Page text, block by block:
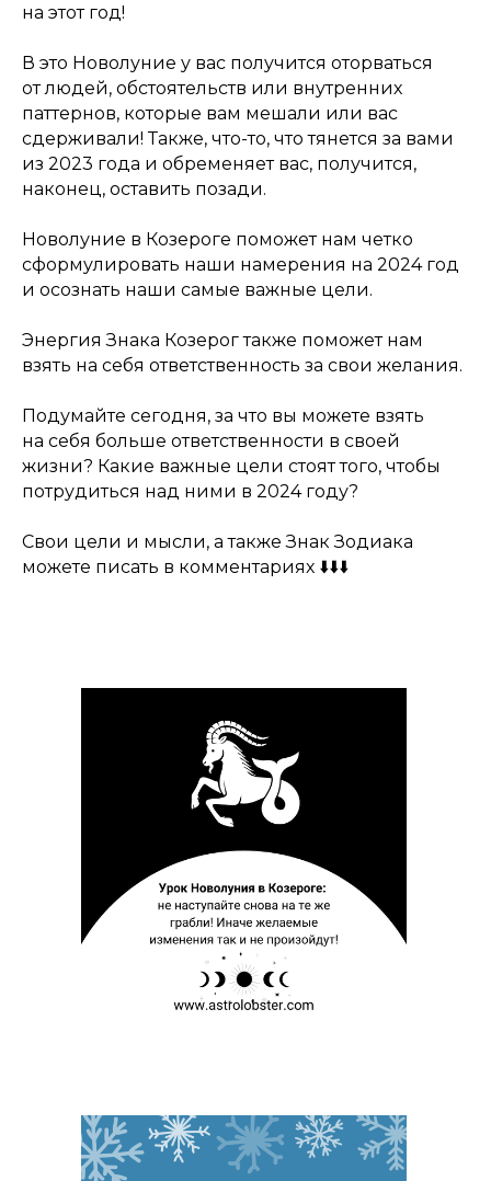
на этот год!
В это Новолуние у вас получится оторваться
от людей, обстоятельств или внутренних
паттернов, которые вам мешали или вас
сдерживали! Также, что-то, что тянется за вами
из 2023 года и обременяет вас, получится,
наконец, оставить позади.
Новолуние в Козероге поможет нам четко
сформулировать наши намерения на 2024 год
и осознать наши самые важные цели.
Энергия Знака Козерог также поможет нам
взять на себя ответственность за свои желания.
Подумайте сегодня, за что вы можете взять
на себя больше ответственности в своей
жизни? Какие важные цели стоят того, чтобы
потрудиться над ними в 2024 году?
Свои цели и мысли, а также Знак Зодиака
можете писать в комментариях ⬇️⬇️⬇️